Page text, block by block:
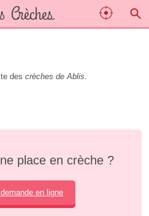
des crèches de Ablis.
place en crèche ?
en ligne